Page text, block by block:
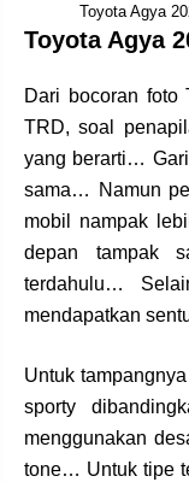
Toyota Agya
Toyota Agya
Dari bocoran foto
TRD, soal
yang berarti…
sama… Namun
mobil nampak
depan tampak
terdahulu…
mendapatkan
Untuk
sporty
menggunakan
tone… Untuk tipe